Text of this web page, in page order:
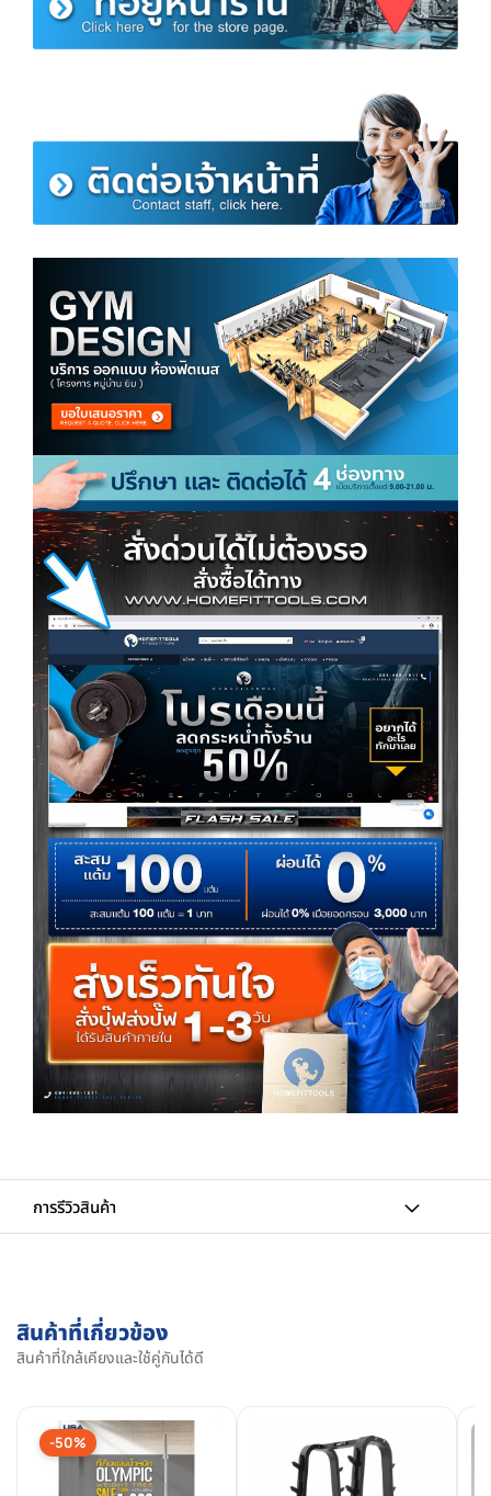
การรีวิวสินค้า
สินค้าที่เกี่ยวข้อง
สินค้าที่ใกล้เคียงและใช้คู่กันได้ดี
-50%